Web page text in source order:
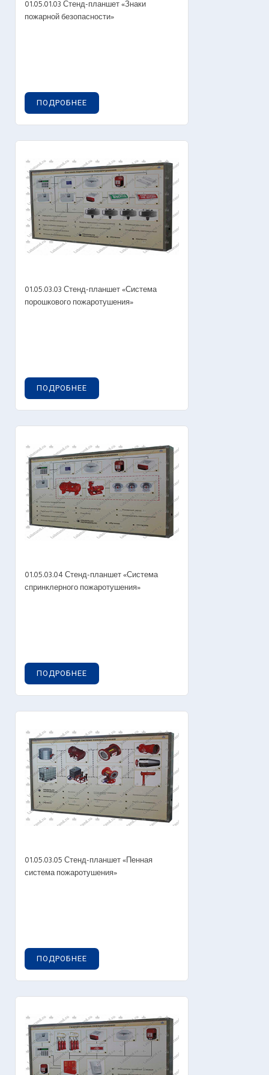
01.05.01.03 Стенд-планшет «Знаки
пожарной безопасности»
ПОДРОБНЕЕ
01.05.03.03 Стенд-планшет «Система
порошкового пожаротушения»
ПОДРОБНЕЕ
01.05.03.04 Стенд-планшет «Система
спринклерного пожаротушения»
ПОДРОБНЕЕ
01.05.03.05 Стенд-планшет «Пенная
система пожаротушения»
ПОДРОБНЕЕ